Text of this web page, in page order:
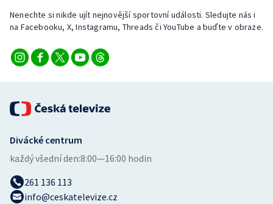
Nenechte si nikde ujít nejnovější sportovní události. Sledujte nás i
na Facebooku, X, Instagramu, Threads či YouTube a buďte v obraze.
Divácké centrum
každý všední den:8:00—16:00 hodin
261 136 113
info@ceskatelevize.cz